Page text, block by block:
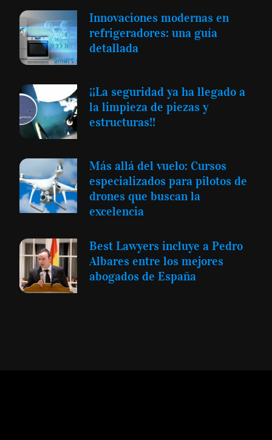
Innovaciones modernas en
refrigeradores: una guía
detallada
¡¡La seguridad ya ha llegado a
la limpieza de piezas y
estructuras!!
Más allá del vuelo: Cursos
especializados para pilotos de
drones que buscan la
excelencia
Best Lawyers incluye a Pedro
Albares entre los mejores
abogados de España